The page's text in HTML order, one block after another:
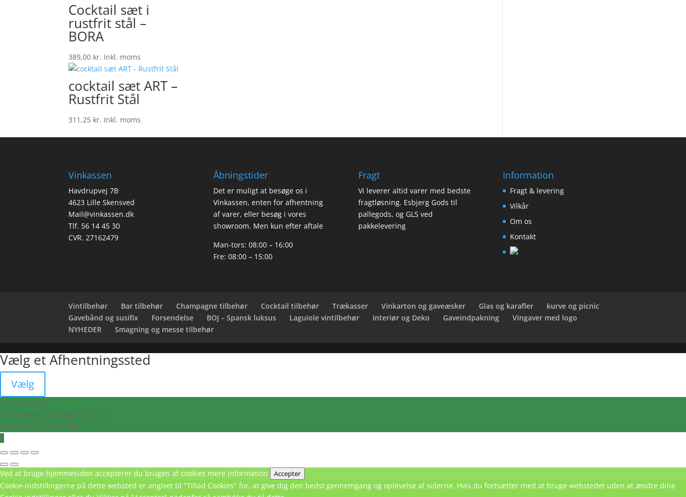
Cocktail sæt i
rustfrit stål –
BORA
389,00 kr. Inkl. moms
cocktail sæt ART –
Rustfrit Stål
311,25 kr. Inkl. moms
Vinkassen
Havdrupvej 7B
4623 Lille Skensved
Mail@vinkassen.dk
Tlf. 56 14 45 30
CVR. 27162479
Åbningstider
Det er muligt at besøge os i
Vinkassen, enten for afhentning
af varer, eller besøg i vores
showroom. Men kun efter aftale
Man-tors: 08:00 – 16:00
Fre: 08:00 – 15:00
Fragt
Vi leverer altid varer med bedste
fragtløsning. Esbjerg Gods til
pallegods, og GLS ved
pakkelevering
Information
Fragt & levering
Vilkår
Om os
Kontakt
Vintilbehør Bar tilbehør Champagne tilbehør Cocktail tilbehør Trækasser Vinkarton og gaveæsker Glas og karafler
kurve og picnic
Gavebånd og susifix
Forsendelse BOJ – Spansk luksus Laguiole vintilbehør Interiør og Deko Gaveindpakning
Vingaver med logo
NYHEDER
Smagning og messe tilbehør
Vælg et Afhentningssted
Vælg
Indkøbskurv0
Der er ingen produkter i kurven!
Fortsæt med at handle
0
Ved at bruge hjemmesiden accepterer du brugen af cookies mere information Accepter
Cookie-indstillingerne på dette websted er angivet til "Tillad Cookies" for, at give dig den bedst gennemgang og oplevelse af siderne. Hvis du fortsætter med at bruge webstedet uden at ændre dine